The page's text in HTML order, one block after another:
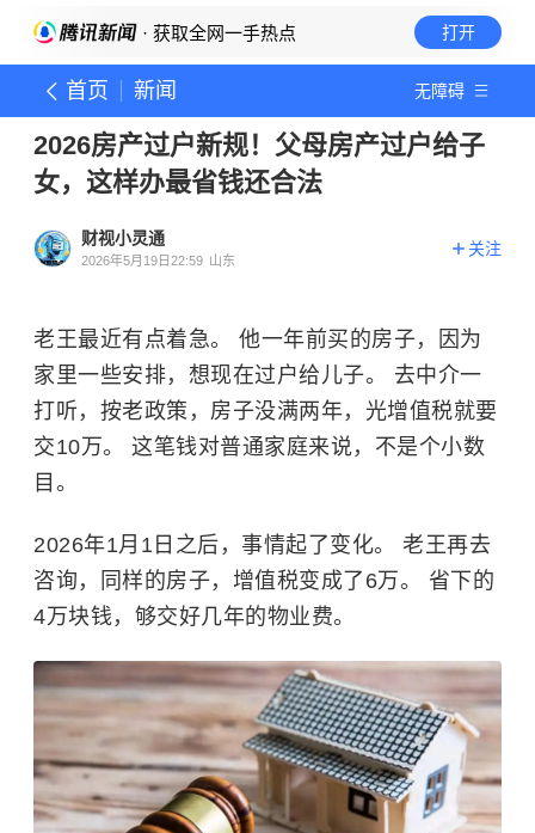
· 获取全网一手热点 打开
首页 新闻 无障碍
2026房产过户新规！父母房产过户给子
女，这样办最省钱还合法
财视小灵通
2026年5月19日22:59 山东
关注
老王最近有点着急。 他一年前买的房子，因为
家里一些安排，想现在过户给儿子。 去中介一
打听，按老政策，房子没满两年，光增值税就要
交10万。 这笔钱对普通家庭来说，不是个小数
目。
2026年1月1日之后，事情起了变化。 老王再去
咨询，同样的房子，增值税变成了6万。 省下的
4万块钱，够交好几年的物业费。